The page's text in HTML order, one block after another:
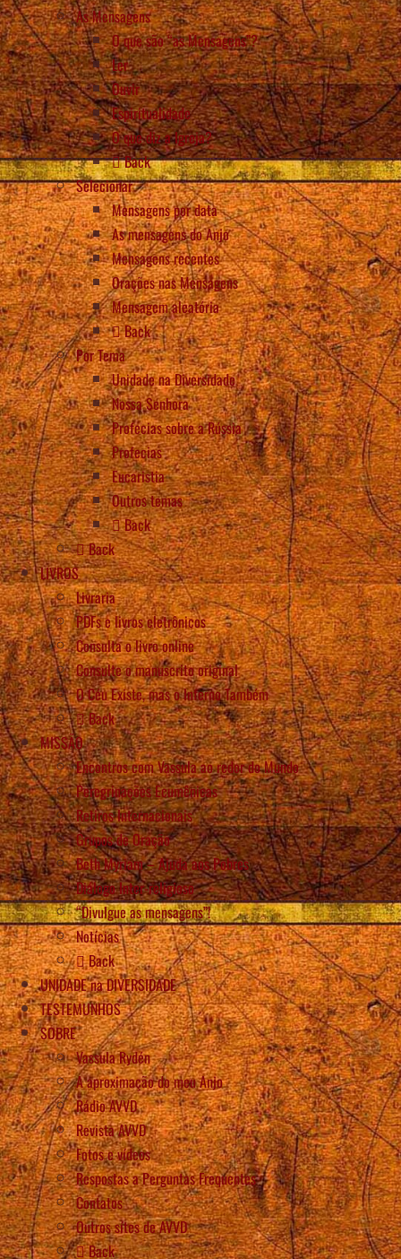
As Mensagens
O que são “as Mensagens”?
Ler
Ouvir
Espiritualidade
O que diz a Igreja?
Back
Selecionar
Mensagens por data
As mensagens do Anjo
Mensagens recentes
Orações nas Mensagens
Mensagem aleatória
Back
Por Tema
Unidade na Diversidade
Nossa Senhora
Profecias sobre a Rússia
Profecias
Eucaristia
Outros temas
Back
Back
LIVROS
Livraria
PDFs e livros eletrônicos
Consulta o livro online
Consulte o manuscrito original
O Céu Existe, mas o Inferno Também
Back
MISSÃO
Encontros com Vassula ao redor do Mundo
Peregrinações Ecumênicas
Retiros Internacionais
Grupos de Oração
Beth Myriam – Ajuda aos Pobres
Diálogo Inter-religioso
“Divulgue as mensagens”!
Notícias
Back
UNIDADE na DIVERSIDADE
TESTEMUNHOS
SOBRE
Vassula Rydén
A aproximação do meu Anjo
Rádio AVVD
Revista AVVD
Fotos e vídeos
Respostas a Perguntas Frequentes
Contatos
Outros sítes de AVVD
Back